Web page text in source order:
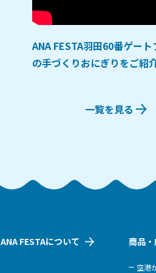
ANA FESTA羽田60番ゲー
の手づくりおにぎりをご紹
一覧を見る
ANA FESTAについて 商品
空港